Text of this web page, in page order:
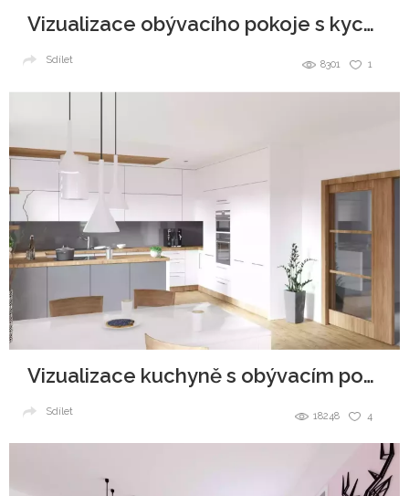
Vizualizace obývacího pokoje s kychyňským koutem
1
8301
Sdílet
Vizualizace kuchyně s obývacím pokojem do novostavby
4
18248
Sdílet